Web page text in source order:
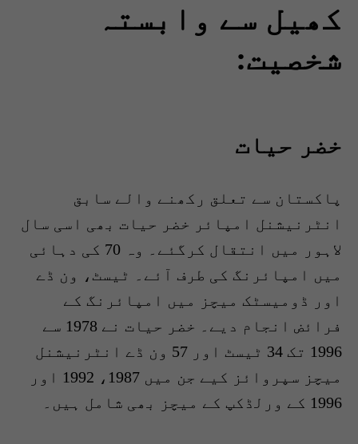
کھیل سے وابستہ
شخصیت:
خضر حیات
پاکستان سے تعلق رکھنے والے سابق
انٹرنیشنل امپائر خضر حیات بھی اسی سال
لاہور میں انتقال کرگئے۔ وہ 70 کی دہائی
میں امپائرنگ کی طرف آئے۔ ٹیسٹ، ون ڈے
اور ڈومیسٹک میچز میں امپائرنگ کے
فرائض انجام دیے۔ خضر حیات نے 1978 سے
1996 تک 34 ٹیسٹ اور 57 ون ڈے انٹرنیشنل
میچز سپروائز کیے جن میں 1987، 1992 اور
1996 کے ورلڈکپ کے میچز بھی شامل ہیں۔